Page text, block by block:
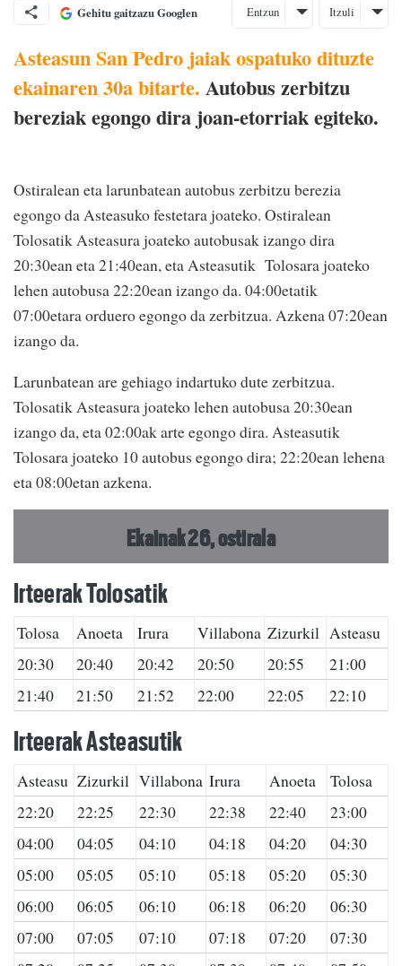
Gehitu gaitzazu Googlen Entzun Itzuli
Asteasun San Pedro jaiak ospatuko dituzte
ekainaren 30a bitarte. Autobus zerbitzu
bereziak egongo dira joan-etorriak egiteko.
Ostiralean eta larunbatean autobus zerbitzu berezia
egongo da Asteasuko festetara joateko. Ostiralean
Tolosatik Asteasura joateko autobusak izango dira
20:30ean eta 21:40ean, eta Asteasutik Tolosara joateko
lehen autobusa 22:20ean izango da. 04:00etatik
07:00etara orduero egongo da zerbitzua. Azkena 07:20ean
izango da.
Larunbatean are gehiago indartuko dute zerbitzua.
Tolosatik Asteasura joateko lehen autobusa 20:30ean
izango da, eta 02:00ak arte egongo dira. Asteasutik
Tolosara joateko 10 autobus egongo dira; 22:20ean lehena
eta 08:00etan azkena.
Ekainak 26, ostirala
Irteerak Tolosatik
Tolosa Anoeta Irura Villabona Zizurkil Asteasu
20:30
20:40 20:42 20:50 20:55
21:00
21:40
21:50 21:52 22:00 22:05 22:10
Irteerak Asteasutik
Asteasu Zizurkil Villabona Irura Anoeta
Tolosa
22:20
22:25 22:30 22:38 22:40
23:00
04:00
04:05 04:10 04:18 04:20
04:30
05:00
05:05 05:10 05:18 05:20
05:30
06:00
06:05 06:10 06:18 06:20
06:30
07:00
07:05 07:10 07:18 07:20
07:30